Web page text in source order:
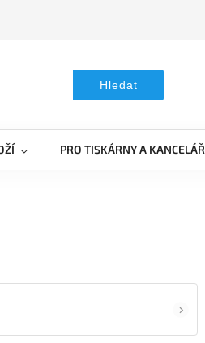
Hledat
PRO TISKÁRNY A KANCELÁŘ